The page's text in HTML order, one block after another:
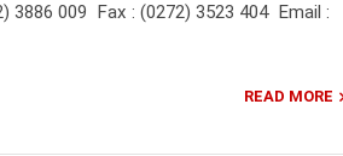
009 ​ Fax : (0272) 3523 404 ​ Email :
READ MORE